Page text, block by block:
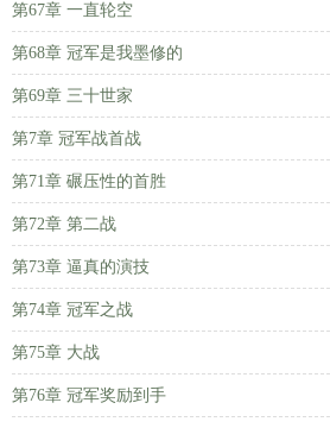
第67章 一直轮空
第68章 冠军是我墨修的
第69章 三十世家
第7章 冠军战首战
第71章 碾压性的首胜
第72章 第二战
第73章 逼真的演技
第74章 冠军之战
第75章 大战
第76章 冠军奖励到手